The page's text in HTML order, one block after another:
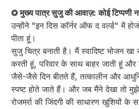
◎ मुख्य पात्र सुजु की आवाज़: कोई टिप्पणी
उन्होंने "इन दिस कॉर्नर ऑफ द वर्ल्ड" में
पीता हूं।
सुजु चित्र बनाती है। मैं स्वादिष्ट भोजन
करती हूं, परिवार के साथ बाहर जाती हूं और
जैसे-जैसे दिन बीतते हैं, तत्कालीन और
स्पष्ट होते जाते हैं। और जब मैंने देखा तो
रोजमर्रा की जिंदगी की साधारण खुशियों के